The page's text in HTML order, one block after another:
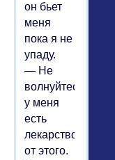
он бьет
меня
пока я не
упаду.
— Не
волнуйтесь,
у меня
есть
лекарство
от этого.